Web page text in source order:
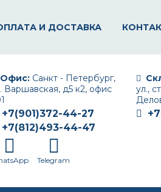
И ДОСТАВКА
ул.,
Офис: Санкт - Петербург,
Варшавская, д5 к2, офис
+7(901)372-44-27
+7(812)493-44-47
Telegram